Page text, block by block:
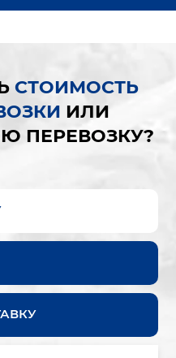
СТОИМОСТЬ
ИЛИ
ПЕРЕВОЗКУ?